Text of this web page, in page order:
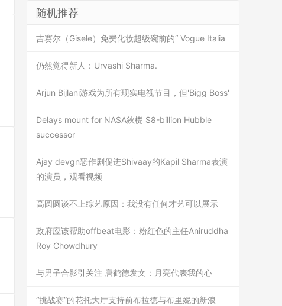
随机推荐
吉赛尔（Gisele）免费化妆超级碗前的“ Vogue Italia
仍然觉得新人：Urvashi Sharma.
Arjun Bijlani游戏为所有现实电视节目，但'Bigg Boss'
Delays mount for NASA鈥檚 $8-billion Hubble
successor
Ajay devgn恶作剧促进Shivaay的Kapil Sharma表演
的演员，观看视频
高圆圆谈不上综艺原因：我没有任何才艺可以展示
政府应该帮助offbeat电影：粉红色的主任Aniruddha
Roy Chowdhury
与男子合影引关注 唐鹤德发文：月亮代表我的心
“挑战赛”的花托大厅支持前布拉德与布里妮的新浪